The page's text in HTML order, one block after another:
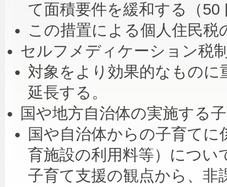
て面積要件を緩和する（50
この措置による個人住民
セルフメディケーション税
対象をより効果的なものに
延長する。
国や地方自治体の実施する
国や自治体からの子育て
育施設の利用料等）につい
子育て支援の観点から、非